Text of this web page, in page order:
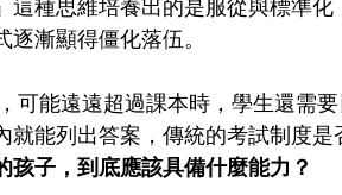
種思維培養出的是服從與標準化
漸顯得僵化落伍。
可能遠遠超過課本時，學生還需要
能列出答案，傳統的考試制度是
孩子，到底應該具備什麼能力？